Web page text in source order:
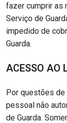
fazer cumprir as
Serviço de
impedido de
Guarda.
ACESSO AO
Por questões de
pessoal não
de Guarda.